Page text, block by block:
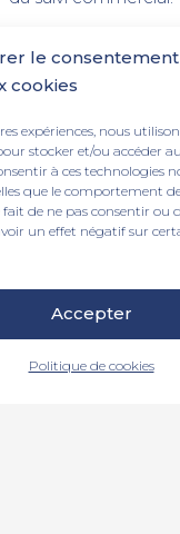
le consentement
cookies
expériences, nous
stocker et/ou accéder
à ces technologies
que le comportement
fait de ne pas consentir ou
un effet négatif sur
Accepter
Politique de cookies
n’hésitez pas à
Nous contacter